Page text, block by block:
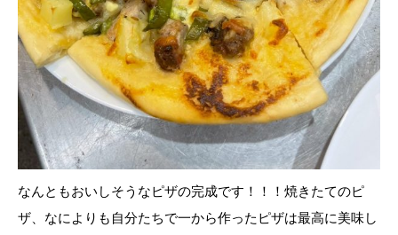
なんともおいしそうなピザの完成です！！！焼きたてのピ
ザ、なによりも自分たちで一から作ったピザは最高に美味し